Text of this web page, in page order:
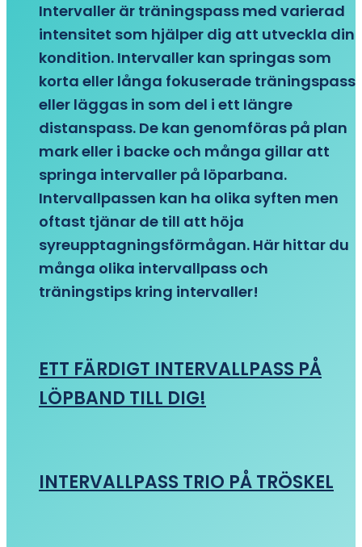
Intervaller är träningspass med varierad
intensitet som hjälper dig att utveckla din
kondition. Intervaller kan springas som
korta eller långa fokuserade träningspass
eller läggas in som del i ett längre
distanspass. De kan genomföras på plan
mark eller i backe och många gillar att
springa intervaller på löparbana.
Intervallpassen kan ha olika syften men
oftast tjänar de till att höja
syreupptagningsförmågan. Här hittar du
många olika intervallpass och
träningstips kring intervaller!
ETT FÄRDIGT INTERVALLPASS PÅ
LÖPBAND TILL DIG!
INTERVALLPASS TRIO PÅ TRÖSKEL